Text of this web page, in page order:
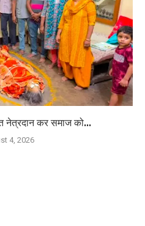
नेत्रदान कर समाज को...
4, 2026